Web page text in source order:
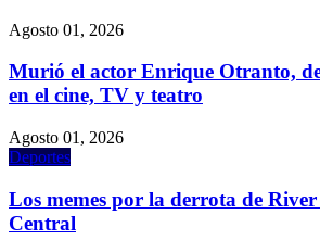
Agosto 01, 2026
Murió el actor Enrique Otranto,
en el cine, TV y teatro
Agosto 01, 2026
Deportes
Los memes por la derrota de
Central